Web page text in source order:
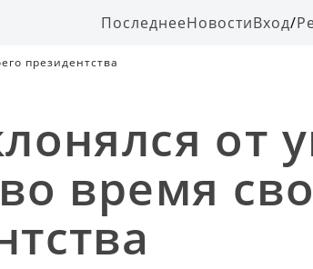
ПоследнееНовостиВход/
президентства
от
время